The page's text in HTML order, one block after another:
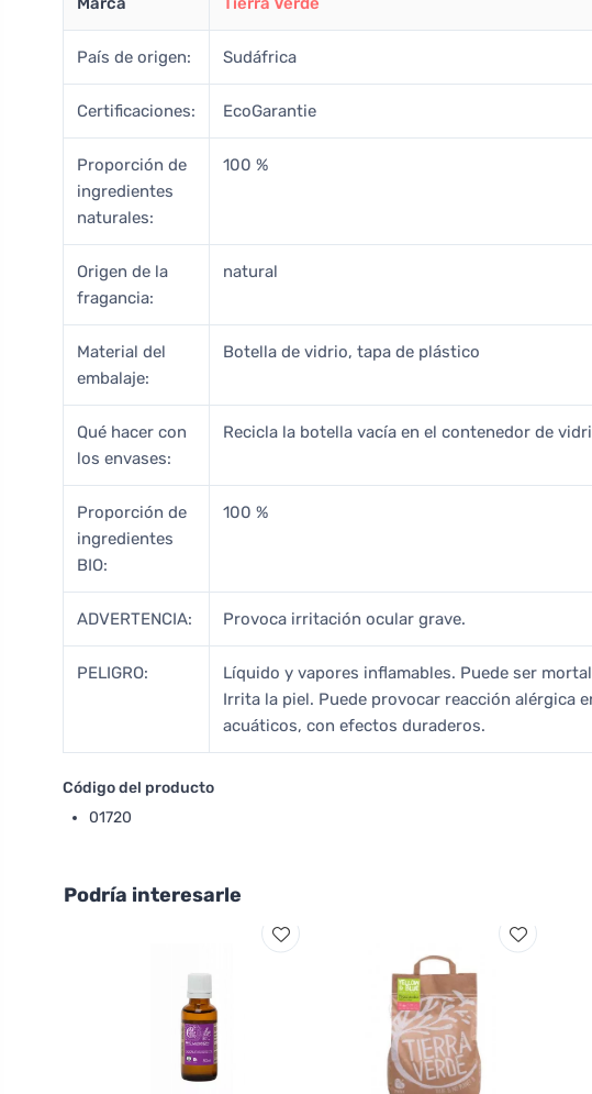
País de origen: Sudáfrica
Certificaciones: EcoGarantie
Proporción de
ingredientes
naturales:
100 %
Origen de la
fragancia:
natural
Material del
embalaje:
Botella de vidrio, tapa de plástico
Qué hacer con
los envases:
Recicla la botella vacía en el contenedor de
Proporción de
ingredientes
BIO:
100 %
ADVERTENCIA: Provoca irritación ocular grave.
PELIGRO:
Líquido y vapores inflamables. Puede ser
Irrita la piel. Puede provocar reacción alérgica
acuáticos, con efectos duraderos.
Código del producto
01720
Podría interesarle